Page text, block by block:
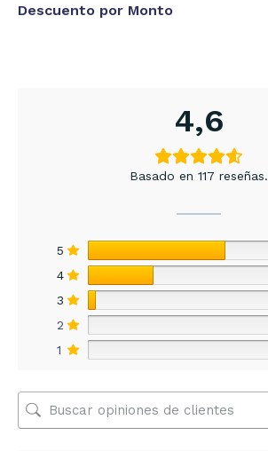
Descuento por Monto
4,6
Basado en 117 reseñas.
5
4
3
2
1